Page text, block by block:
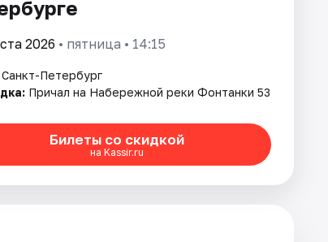
2026 • пятница • 14:15
Санкт-Петербург
Причал на Набережной реки Фонтанки 53
Билеты со скидкой
на Kassir.ru